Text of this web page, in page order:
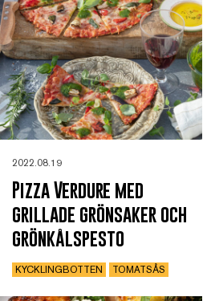
2022.08.19
Pizza Verdure med
grillade grönsaker och
grönkålspesto
KYCKLINGBOTTEN TOMATSÅS